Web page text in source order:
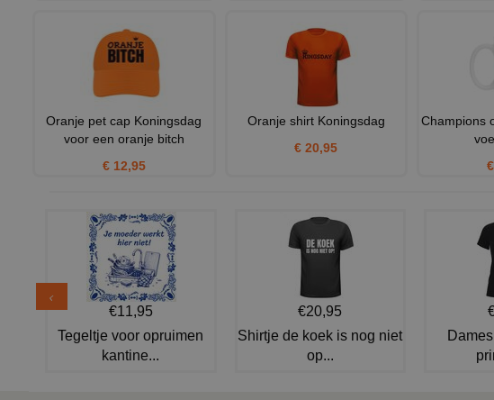
Oranje pet cap Koningsdag
voor een oranje bitch
€ 12,95
Oranje shirt Koningsdag
€ 20,95
Champions
€11,95
Tegeltje voor opruimen
kantine...
€20,95
Shirtje de koek is nog niet
op...